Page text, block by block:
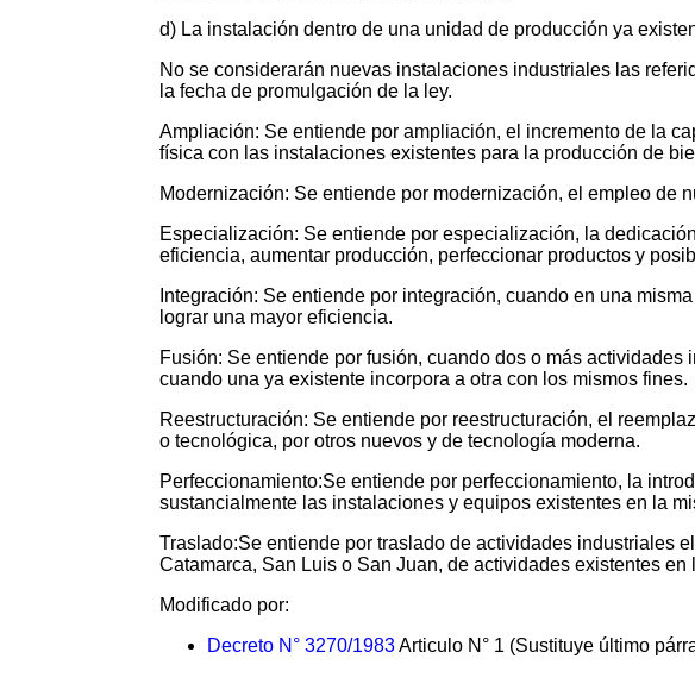
d) La instalación dentro de una unidad de producción ya
No se considerarán nuevas instalaciones industriales las
la fecha de promulgación de la ley.
Ampliación: Se entiende por ampliación, el incremento de la
física con las instalaciones existentes para la producción de
Modernización: Se entiende por modernización, el empleo de
Especialización: Se entiende por especialización, la
eficiencia, aumentar producción, perfeccionar productos y
Integración: Se entiende por integración, cuando en una
lograr una mayor eficiencia.
Fusión: Se entiende por fusión, cuando dos o más
cuando una ya existente incorpora a otra con los mismos fines.
Reestructuración: Se entiende por reestructuración, el
o tecnológica, por otros nuevos y de tecnología moderna.
Perfeccionamiento:Se entiende por perfeccionamiento, la
sustancialmente las instalaciones y equipos existentes en la
Traslado:Se entiende por traslado de actividades industriales
Catamarca, San Luis o San Juan, de actividades existentes
Modificado por:
Decreto N° 3270/1983Articulo N° 1 (Sustituye último